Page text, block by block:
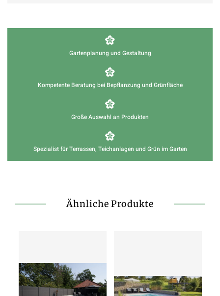
Gartenplanung und Gestaltung
Kompetente Beratung bei Bepflanzung und Grünfläche
Große Auswahl an Produkten
Spezialist für Terrassen, Teichanlagen und Grün im Garten
Ähnliche Produkte